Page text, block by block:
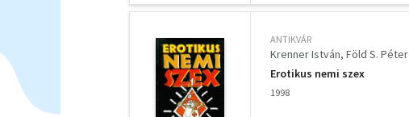
ANTIKVÁR
Krenner István Föld S. Péter
Erotikus nemi szex
1998